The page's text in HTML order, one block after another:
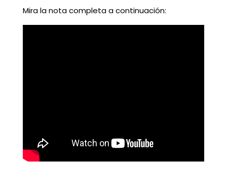
Mira la nota completa a continuación: